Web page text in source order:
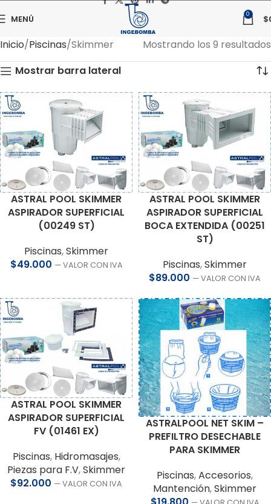
MENÚ 0 $
Inicio Piscinas Skimmer
Mostrando los 9 resultados
Mostrar barra lateral
ASTRAL POOL SKIMMER
ASPIRADOR SUPERFICIAL
(00249 ST)
Piscinas,Skimmer
$49.000 — VALOR CON IVA
ASTRAL POOL SKIMMER
ASPIRADOR SUPERFICIAL
BOCA EXTENDIDA (00251
ST)
Piscinas,Skimmer
$89.000 — VALOR CON IVA
ASTRAL POOL SKIMMER
ASPIRADOR SUPERFICIAL
FV (01461 EX)
Piscinas, Hidromasajes,
Piezas para F.V,Skimmer
$92.000 — VALOR CON IVA
ASTRALPOOL NET SKIM –
PREFILTRO DESECHABLE
PARA SKIMMER
Piscinas,Accesorios,
Mantención,Skimmer